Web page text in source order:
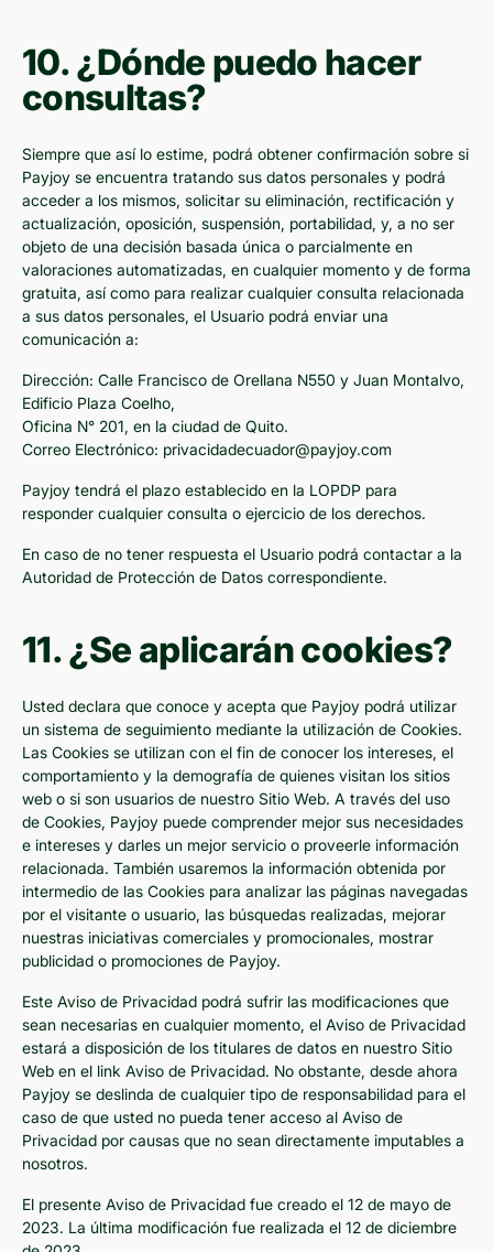
10. ¿Dónde puedo hacer
consultas?
Siempre que así lo estime, podrá obtener confirmación sobre si
Payjoy se encuentra tratando sus datos personales y podrá
acceder a los mismos, solicitar su eliminación, rectificación y
actualización, oposición, suspensión, portabilidad, y, a no ser
objeto de una decisión basada única o parcialmente en
valoraciones automatizadas, en cualquier momento y de forma
gratuita, así como para realizar cualquier consulta relacionada
a sus datos personales, el Usuario podrá enviar una
comunicación a:
Dirección: Calle Francisco de Orellana N550 y Juan Montalvo,
Edificio Plaza Coelho,
Oficina N° 201, en la ciudad de Quito.
Correo Electrónico: privacidadecuador@payjoy.com
Payjoy tendrá el plazo establecido en la LOPDP para
responder cualquier consulta o ejercicio de los derechos.
En caso de no tener respuesta el Usuario podrá contactar a la
Autoridad de Protección de Datos correspondiente.
11. ¿Se aplicarán cookies?
Usted declara que conoce y acepta que Payjoy podrá utilizar
un sistema de seguimiento mediante la utilización de Cookies.
Las Cookies se utilizan con el fin de conocer los intereses, el
comportamiento y la demografía de quienes visitan los sitios
web o si son usuarios de nuestro Sitio Web. A través del uso
de Cookies, Payjoy puede comprender mejor sus necesidades
e intereses y darles un mejor servicio o proveerle información
relacionada. También usaremos la información obtenida por
intermedio de las Cookies para analizar las páginas navegadas
por el visitante o usuario, las búsquedas realizadas, mejorar
nuestras iniciativas comerciales y promocionales, mostrar
publicidad o promociones de Payjoy.
Este Aviso de Privacidad podrá sufrir las modificaciones que
sean necesarias en cualquier momento, el Aviso de Privacidad
estará a disposición de los titulares de datos en nuestro Sitio
Web en el link Aviso de Privacidad. No obstante, desde ahora
Payjoy se deslinda de cualquier tipo de responsabilidad para el
caso de que usted no pueda tener acceso al Aviso de
Privacidad por causas que no sean directamente imputables a
nosotros.
El presente Aviso de Privacidad fue creado el 12 de mayo de
2023. La última modificación fue realizada el 12 de diciembre